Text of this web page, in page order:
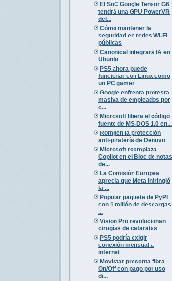
El SoC Google Tensor G6
tendrá una GPU PowerVR
del...
Cómo mantener la
seguridad en redes Wi-Fi
públicas
Canonical integrará IA en
Ubuntu
PS5 ahora puede
funcionar con Linux como
un PC gamer
Google enfrenta protesta
masiva de empleados por
c...
Microsoft libera el código
fuente de MS-DOS 1.0 en...
Rompen la protección
anti-piratería de Denuvo
Microsoft reemplaza
Copilot en el Bloc de notas
de...
La Comisión Europea
aprecia que Meta infringió
la ...
Popular paquete de PyPI
con 1 millón de descargas
...
Vision Pro revolucionan
cirugías de cataratas
PS5 podría exigir
conexión mensual a
internet
Movistar presenta fibra
On/Off con pago por uso
di...